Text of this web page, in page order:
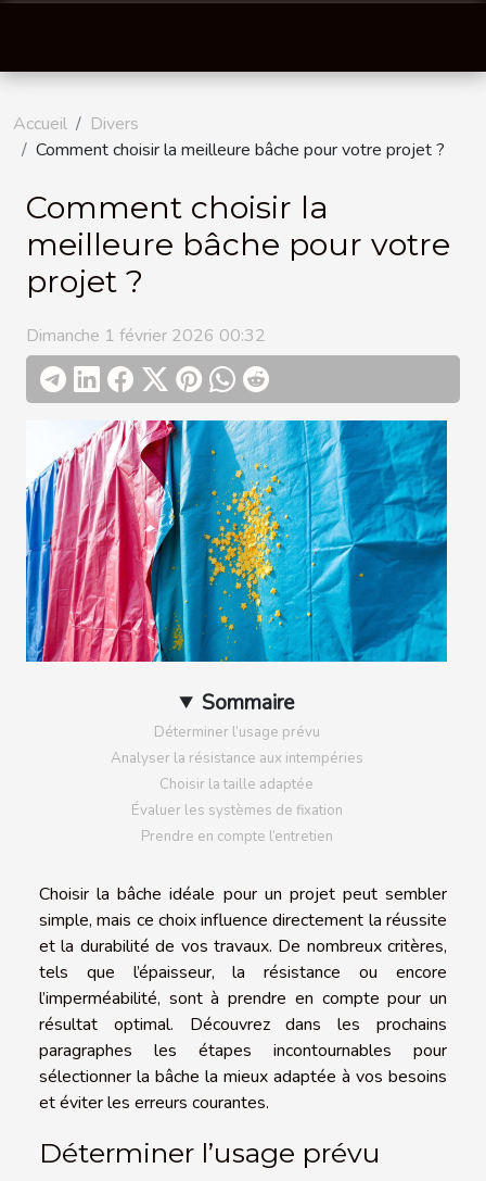
Accueil
Divers
Comment choisir la meilleure bâche pour votre projet ?
Comment choisir la
meilleure bâche pour votre
projet ?
Dimanche 1 février 2026 00:32
Sommaire
Déterminer l’usage prévu
Analyser la résistance aux intempéries
Choisir la taille adaptée
Évaluer les systèmes de fixation
Prendre en compte l’entretien
Choisir la bâche idéale pour un projet peut sembler
simple, mais ce choix influence directement la réussite
et la durabilité de vos travaux. De nombreux critères,
tels que l’épaisseur, la résistance ou encore
l’imperméabilité, sont à prendre en compte pour un
résultat optimal. Découvrez dans les prochains
paragraphes les étapes incontournables pour
sélectionner la bâche la mieux adaptée à vos besoins
et éviter les erreurs courantes.
Déterminer l’usage prévu